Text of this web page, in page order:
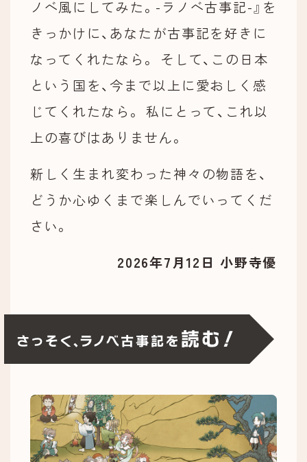
ノベ風にしてみた。-ラノベ古事記-』を
きっかけに、あなたが古事記を好きに
なってくれたなら。 そして、この日本
という国を、今まで以上に愛おしく感
じてくれたなら。 私にとって、これ以
上の喜びはありません。
新しく生まれ変わった神々の物語を、
どうか心ゆくまで楽しんでいってくだ
さい。
2026年7月12日 小野寺優